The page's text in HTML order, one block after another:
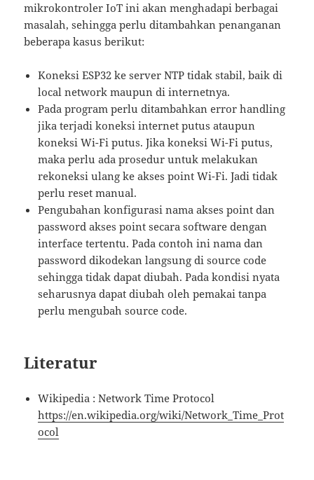
mikrokontroler IoT ini akan menghadapi berbagai
masalah, sehingga perlu ditambahkan penanganan
beberapa kasus berikut:
Koneksi ESP32 ke server NTP tidak stabil, baik di
local network maupun di internetnya.
Pada program perlu ditambahkan error handling
jika terjadi koneksi internet putus ataupun
koneksi Wi-Fi putus. Jika koneksi Wi-Fi putus,
maka perlu ada prosedur untuk melakukan
rekoneksi ulang ke akses point Wi-Fi. Jadi tidak
perlu reset manual.
Pengubahan konfigurasi nama akses point dan
password akses point secara software dengan
interface tertentu. Pada contoh ini nama dan
password dikodekan langsung di source code
sehingga tidak dapat diubah. Pada kondisi nyata
seharusnya dapat diubah oleh pemakai tanpa
perlu mengubah source code.
Literatur
Wikipedia : Network Time Protocol
https://en.wikipedia.org/wiki/Network_Time_Prot
ocol